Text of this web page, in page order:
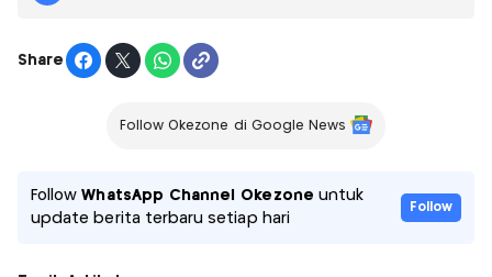
Share
Follow Okezone di Google News
FollowWhatsApp Channel Okezone untuk
update berita terbaru setiap hari
Follow